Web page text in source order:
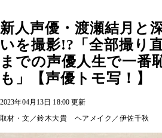
新人声優・渡瀬結月と
いを撮影!?「全部撮り
までの声優人生で一番
も」【声優トモ写！】
2023年04月13日 18:00 更新
取材・文／鈴木大貴 ヘアメイク／伊佐千秋